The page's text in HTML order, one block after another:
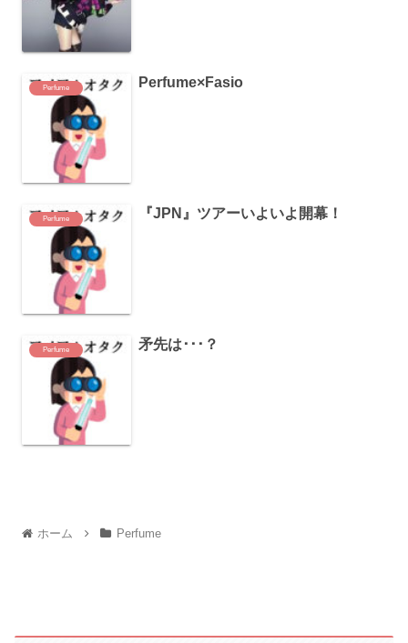
Perfume Perfume×Fasio
Perfume 『JPN』ツアーいよいよ開幕！
Perfume 矛先は･･･？
ホーム Perfume